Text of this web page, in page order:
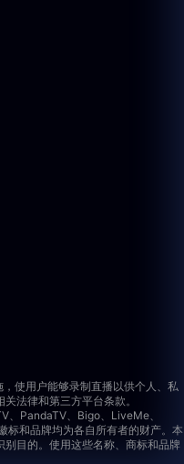
使用户能够录制直播以供个人、私
法律和第三方平台条款。
PandaTV、Bigo、LiveMe、
和品牌均为各自所有者的财产。本
目的。使用这些名称、商标和品牌